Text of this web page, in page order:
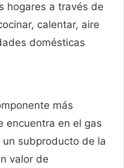
hogares a través de
calentar, aire
domésticas
más
encuentra en el gas
subproducto de la
valor de